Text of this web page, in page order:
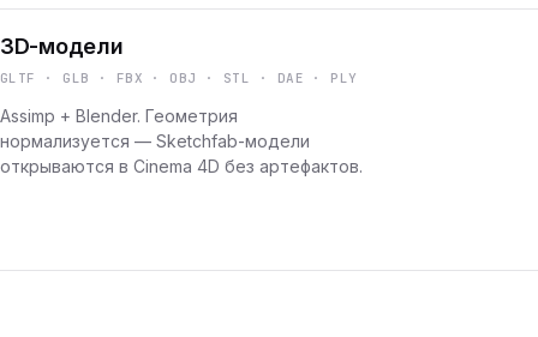
3D-модели
GLTF · GLB · FBX · OBJ · STL · DAE · PLY
Assimp + Blender. Геометрия
нормализуется — Sketchfab-модели
открываются в Cinema 4D без артефактов.